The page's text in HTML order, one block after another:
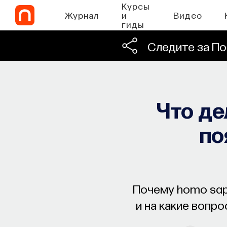
Журнал
Курсы
и
гиды
Видео
Следите за
Что
Почему homo
и на какие